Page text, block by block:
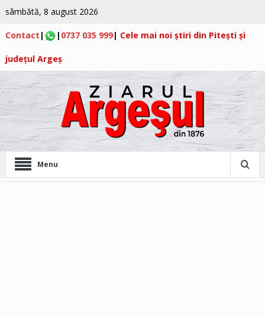
sâmbătă, 8 august 2026
Contact | | 0737 035 999| Cele mai noi știri din Pitești și
județul Argeș
Menu